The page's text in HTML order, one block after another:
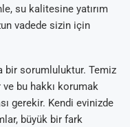
su kalitesine yatırım
vadede sizin için
bir sorumluluktur. Temiz
bu hakkı korumak
gerekir. Kendi evinizde
büyük bir fark